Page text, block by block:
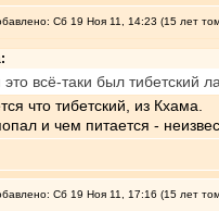
Сб 19 Ноя 11, 14:23 (15 лет
это всё-таки был тибетский
что тибетский, из Кхама.
и чем питается -
Сб 19 Ноя 11, 17:16 (15 лет